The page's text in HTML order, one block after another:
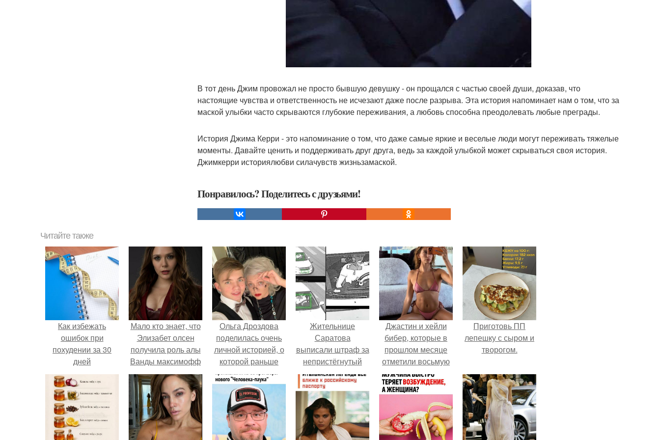
В тот день Джим провожал не просто бывшую девушку - он прощался с частью своей души, доказав, что
настоящие чувства и ответственность не исчезают даже после разрыва. Эта история напоминает нам о том, что за
маской улыбки часто скрываются глубокие переживания, а любовь способна преодолевать любые преграды.
История Джима Керри - это напоминание о том, что даже самые яркие и веселые люди могут переживать тяжелые
моменты. Давайте ценить и поддерживать друг друга, ведь за каждой улыбкой может скрываться своя история.
Джимкерри историялюбви силачувств жизньзамаской.
Понравилось? Поделитесь с друзьями!
Читайте также
Как избежать
ошибок при
похудении за 30
дней
Мало кто знает, что
Элизабет олсен
получила роль алы
Ванды максимофф
не сразу.
Ольга Дроздова
поделилась очень
личной историей, о
которой раньше
почти не говорила.
Жительнице
Саратова
выписали штраф за
непристёгнутый
ремень - при том,
что ремень на ней
был.
Джастин и хейли
бибер, которые в
прошлом месяце
отметили восьмую
годовщину
помолвки, показали
новые фото с
совместного
отдыха.
Приготовь ПП
лепешку с сыром и
творогом.